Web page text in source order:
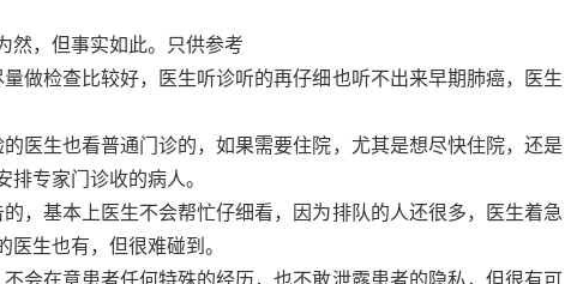
然，但事实如此。只供参考
做检查比较好，医生听诊听的再仔细也听不出来早期肺癌，医生
医生也看普通门诊的，如果需要住院，尤其是想尽快住院，还是
专家门诊收的病人。
，基本上医生不会帮忙仔细看，因为排队的人还很多，医生着急
生也有，但很难碰到。
会在意患者任何特殊的经历，也不敢泄露患者的隐私，但很有可